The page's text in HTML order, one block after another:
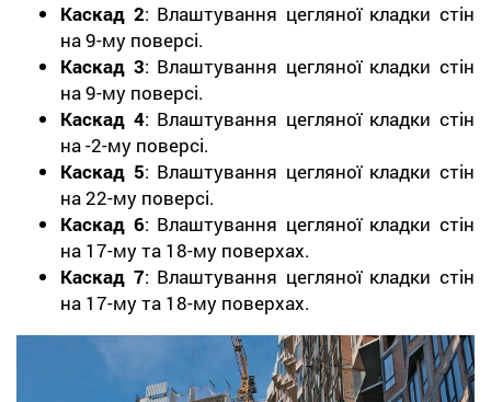
Каскад 2: Влаштування цегляної кладки стін
на 9-му поверсі.
Каскад 3: Влаштування цегляної кладки стін
на 9-му поверсі.
Каскад 4: Влаштування цегляної кладки стін
на -2-му поверсі.
Каскад 5: Влаштування цегляної кладки стін
на 22-му поверсі.
Каскад 6: Влаштування цегляної кладки стін
на 17-му та 18-му поверхах.
Каскад 7: Влаштування цегляної кладки стін
на 17-му та 18-му поверхах.